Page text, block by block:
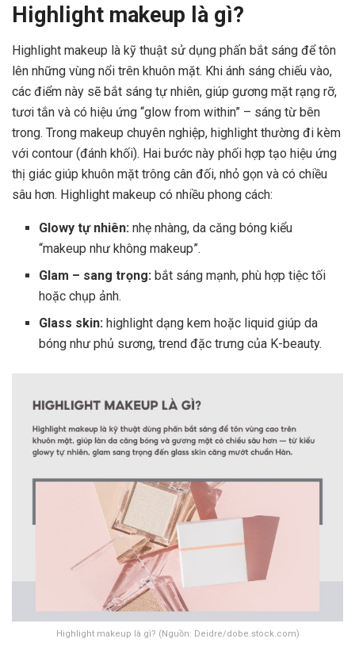
Highlight makeup là gì?
Highlight makeup là kỹ thuật sử dụng phấn bắt sáng để tôn
lên những vùng nổi trên khuôn mặt. Khi ánh sáng chiếu vào,
các điểm này sẽ bắt sáng tự nhiên, giúp gương mặt rạng rỡ,
tươi tắn và có hiệu ứng “glow from within” – sáng từ bên
trong. Trong makeup chuyên nghiệp, highlight thường đi kèm
với contour (đánh khối). Hai bước này phối hợp tạo hiệu ứng
thị giác giúp khuôn mặt trông cân đối, nhỏ gọn và có chiều
sâu hơn. Highlight makeup có nhiều phong cách:
Glowy tự nhiên:nhẹ nhàng, da căng bóng kiểu
“makeup như không makeup”.
Glam – sang trọng: bắt sáng mạnh, phù hợp tiệc tối
hoặc chụp ảnh.
Glass skin: highlight dạng kem hoặc liquid giúp da
bóng như phủ sương, trend đặc trưng của K-beauty.
Highlight makeup là gì? (Nguồn: Deidre/dobe.stock.com)